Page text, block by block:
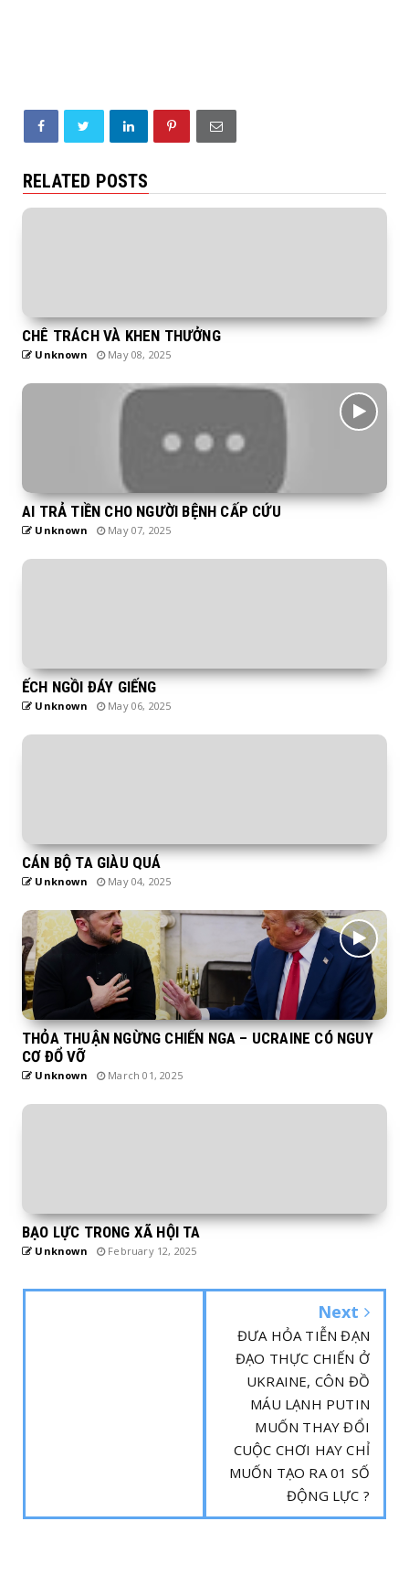
RELATED POSTS
CHÊ TRÁCH VÀ KHEN THƯỞNG
Unknown May 08, 2025
AI TRẢ TIỀN CHO NGƯỜI BỆNH CẤP CỨU
Unknown May 07, 2025
ẾCH NGỒI ĐÁY GIẾNG
Unknown May 06, 2025
CÁN BỘ TA GIÀU QUÁ
Unknown May 04, 2025
THỎA THUẬN NGỪNG CHIẾN NGA – UCRAINE CÓ NGUY
CƠ ĐỔ VỠ
Unknown March 01, 2025
BẠO LỰC TRONG XÃ HỘI TA
Unknown February 12, 2025
Next
ĐƯA HỎA TIỄN ĐẠN
ĐẠO THỰC CHIẾN Ở
UKRAINE, CÔN ĐỒ
MÁU LẠNH PUTIN
MUỐN THAY ĐỔI
CUỘC CHƠI HAY CHỈ
MUỐN TẠO RA 01 SỐ
ĐỘNG LỰC ?